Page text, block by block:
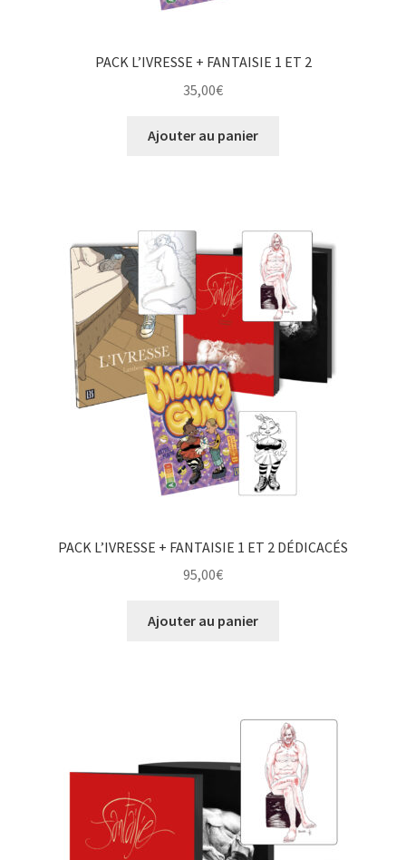
PACK L’IVRESSE + FANTAISIE 1 ET 2
35,00€
Ajouter au panier
PACK L’IVRESSE + FANTAISIE 1 ET 2 DÉDICACÉS
95,00€
Ajouter au panier